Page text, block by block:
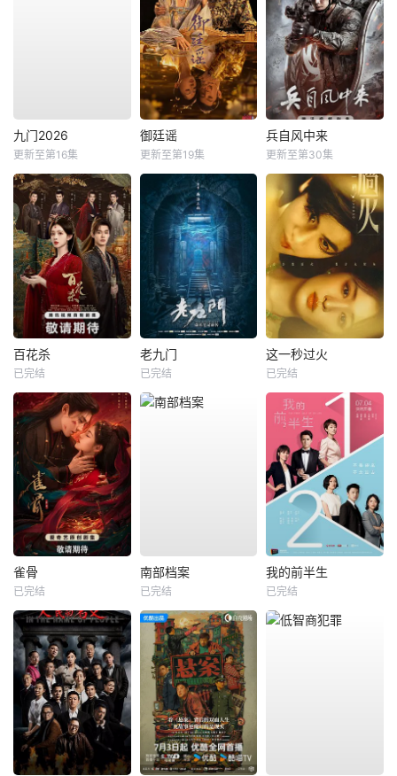
九门2026
更新至第16集
御廷谣
更新至第19集
兵自风中来
更新至第30集
百花杀
已完结
老九门
已完结
这一秒过火
已完结
雀骨
已完结
南部档案
已完结
我的前半生
已完结